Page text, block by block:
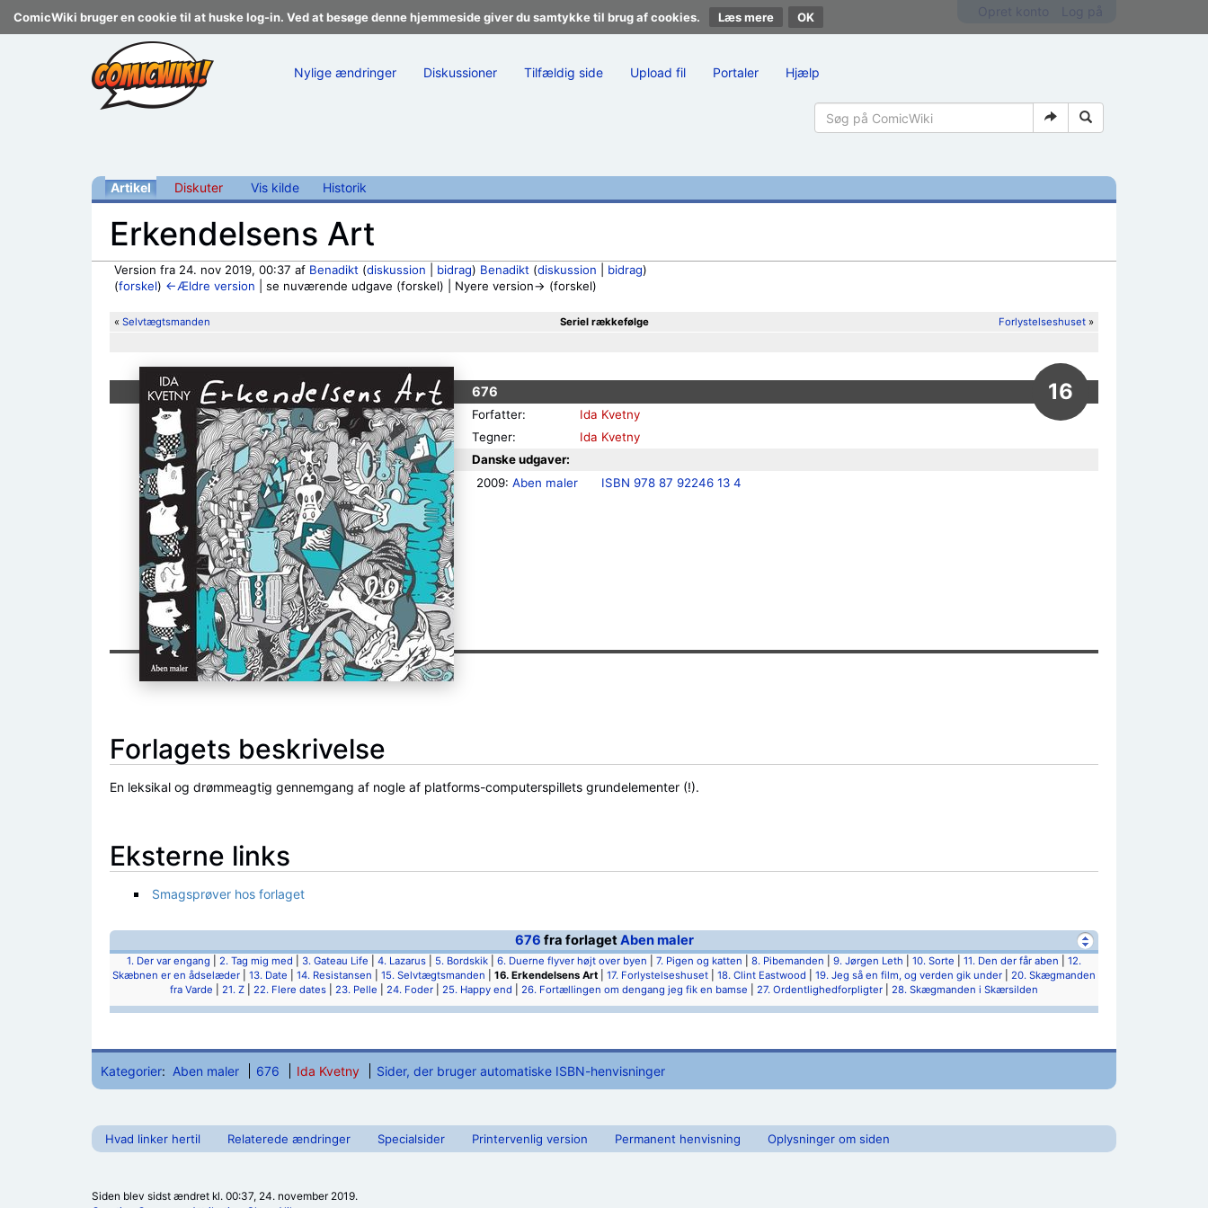
ComicWiki bruger en cookie til at huske log-in. Ved at besøge denne hjemmeside giver du samtykke til brug af cookies. Læs mere
Nylige ændringer Diskussioner Tilfældig side Upload fil Portaler Hjælp
Artikel Diskuter Vis kilde Historik
Erkendelsens Art
Version fra 24. nov 2019, 00:37 af Benadikt (diskussion bidrag) Benadikt (diskussion bidrag)
(forskel) ←Ældre version | se nuværende udgave (forskel) | Nyere version→ (forskel)
« Selvtægtsmanden Seriel rækkefølge Forlystelseshuset »
676 16
Forfatter:
Ida Kvetny
Tegner:
Ida Kvetny
Danske udgaver:
2009: Aben maler ISBN 978 87 92246 13 4
Forlagets beskrivelse
En leksikal og drømmeagtig gennemgang af nogle af platforms-computerspillets grundelementer (!).
Eksterne links
Smagsprøver hos forlaget
676 fra forlagetAben maler
1. Der var engang 2. Tag mig med 3. Gateau Life 4. Lazarus 5. Bordskik 6. Duerne flyver højt over byen 7. Pigen og katten 8. Pibemanden 9. Jørgen Leth 10. Sorte 11. Den der får aben
12.
Skæbnen er en ådselæder
13. Date 14. Resistansen 15. Selvtægtsmanden 16. Erkendelsens Art 17. Forlystelseshuset 18. Clint Eastwood 19. Jeg så en film, og verden gik under
20. Skægmanden
fra Varde
21. Z 22. Flere dates 23. Pelle 24. Foder 25. Happy end 26. Fortællingen om dengang jeg fik en bamse 27. Ordentlighedforpligter 28. Skægmanden i Skærsilden
Kategorier: Aben maler 676 Ida Kvetny Sider, der bruger automatiske ISBN-henvisninger
Hvad linker hertil Relaterede ændringer Specialsider Printervenlig version Permanent henvisning Oplysninger om siden
Siden blev sidst ændret kl. 00:37, 24. november 2019.